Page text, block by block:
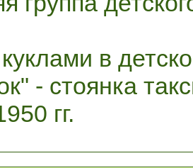
в
- стоянка
гг.